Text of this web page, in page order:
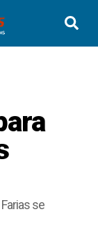
se